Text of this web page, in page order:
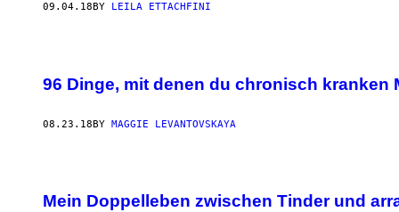
09.04.18 BY LEILA ETTACHFINI
96 Dinge, mit denen du chronisch
08.23.18BY MAGGIE LEVANTOVSKAYA
Mein Doppelleben zwischen Tinder und